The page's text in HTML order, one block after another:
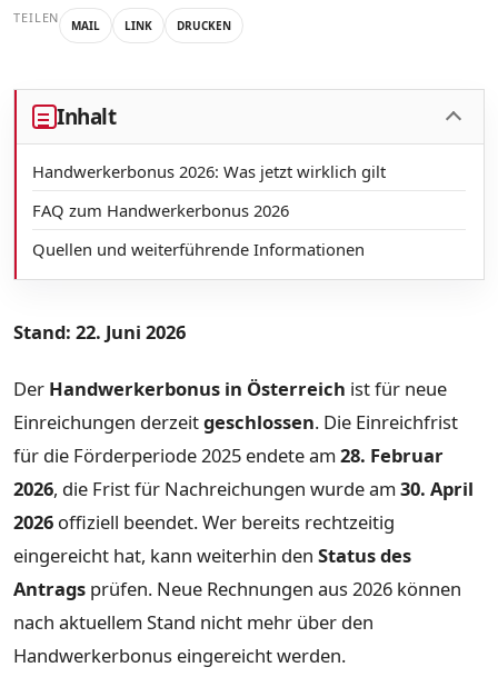
TEILEN MAIL LINK DRUCKEN
Inhalt
Handwerkerbonus 2026: Was jetzt wirklich gilt
FAQ zum Handwerkerbonus 2026
Quellen und weiterführende Informationen
Stand: 22. Juni 2026
Der Handwerkerbonus in Österreich ist für neue
Einreichungen derzeitgeschlossen. Die Einreichfrist
für die Förderperiode 2025 endete am28. Februar
2026, die Frist für Nachreichungen wurde am30. April
2026 offiziell beendet. Wer bereits rechtzeitig
eingereicht hat, kann weiterhin den Status des
Antrags prüfen. Neue Rechnungen aus 2026 können
nach aktuellem Stand nicht mehr über den
Handwerkerbonus eingereicht werden.